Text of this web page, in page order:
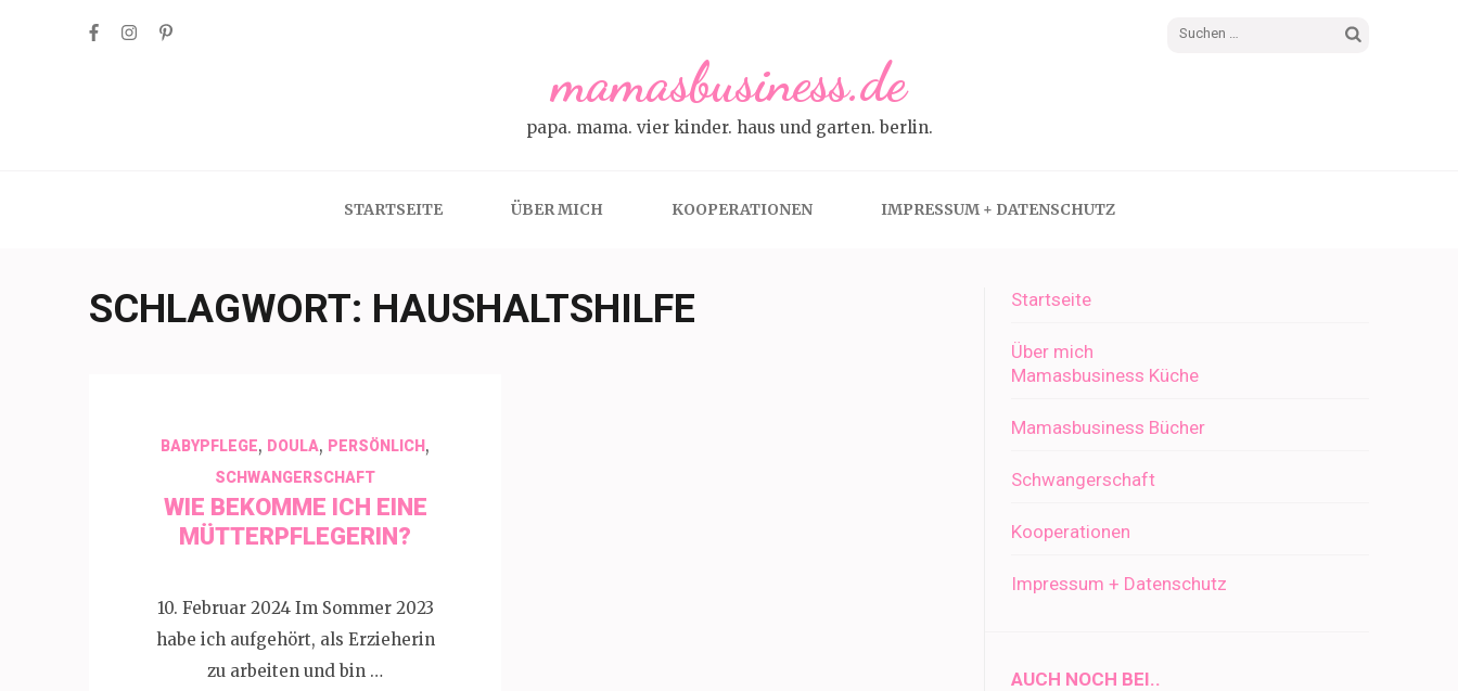
Suchen
mamasbusiness.de
papa. mama. vier kinder. haus und garten. berlin.
STARTSEITE ÜBER MICH KOOPERATIONEN IMPRESSUM + DATENSCHUTZ
SCHLAGWORT: HAUSHALTSHILFE
BABYPFLEGE, DOULA, PERSÖNLICH ,
SCHWANGERSCHAFT
WIE BEKOMME ICH EINE
MÜTTERPFLEGERIN?
10. Februar 2024 Im Sommer 2023
habe ich aufgehört, als Erzieherin
zu arbeiten und bin …
Startseite
Über mich
Mamasbusiness Küche
Mamasbusiness Bücher
Schwangerschaft
Kooperationen
Impressum + Datenschutz
AUCH NOCH BEI..